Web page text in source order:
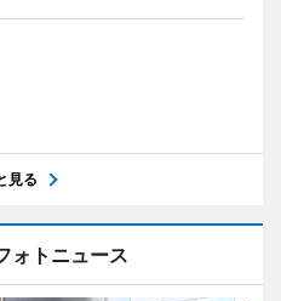
見る
ォトニュース